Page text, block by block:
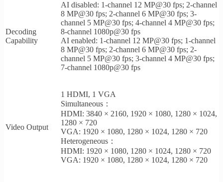
Decoding
Capability
AI disabled: 1-channel 12 MP@30 fps; 2-channel
8 MP@30 fps; 2-channel 6 MP@30 fps; 3-
channel 5 MP@30 fps; 4-channel 4 MP@30 fps;
8-channel 1080p@30 fps
AI enabled: 1-channel 12 MP@30 fps; 1-channel
8 MP@30 fps; 2-channel 6 MP@30 fps; 2-
channel 5 MP@30 fps; 3-channel 4 MP@30 fps;
7-channel 1080p@30 fps
Video Output
1 HDMI, 1 VGA
Simultaneous：
HDMI: 3840 × 2160, 1920 × 1080, 1280 × 1024,
1280 × 720
VGA: 1920 × 1080, 1280 × 1024, 1280 × 720
Heterogeneous：
HDMI: 1920 × 1080, 1280 × 1024, 1280 × 720
VGA: 1920 × 1080, 1280 × 1024, 1280 × 720